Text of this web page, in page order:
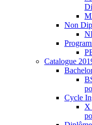
Non
Catalogue
Cycle
X